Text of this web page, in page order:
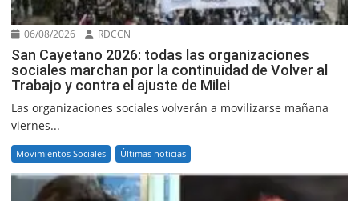
06/08/2026 RDCCN
San Cayetano 2026: todas las organizaciones
sociales marchan por la continuidad de Volver al
Trabajo y contra el ajuste de Milei
Las organizaciones sociales volverán a movilizarse mañana
viernes...
Movimientos Sociales Últimas noticias